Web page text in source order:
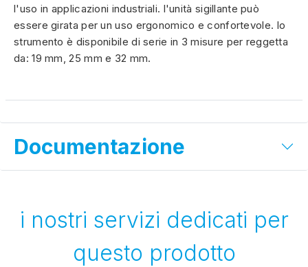
l'uso in applicazioni industriali. l'unità sigillante può
essere girata per un uso ergonomico e confortevole. lo
strumento è disponibile di serie in 3 misure per reggetta
da: 19 mm, 25 mm e 32 mm.
Documentazione
i nostri servizi dedicati per
questo prodotto